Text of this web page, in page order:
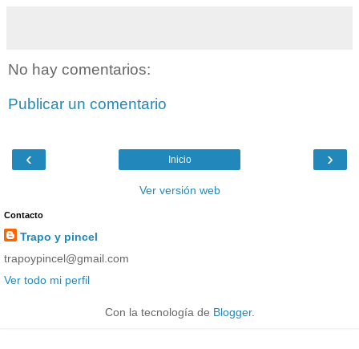
No hay comentarios:
Publicar un comentario
‹ ›
Inicio
Ver versión web
Contacto
Trapo y pincel
trapoypincel@gmail.com
Ver todo mi perfil
Con la tecnología de Blogger.